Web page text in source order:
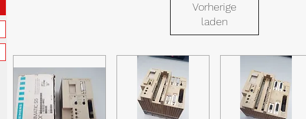
Vorherige
laden